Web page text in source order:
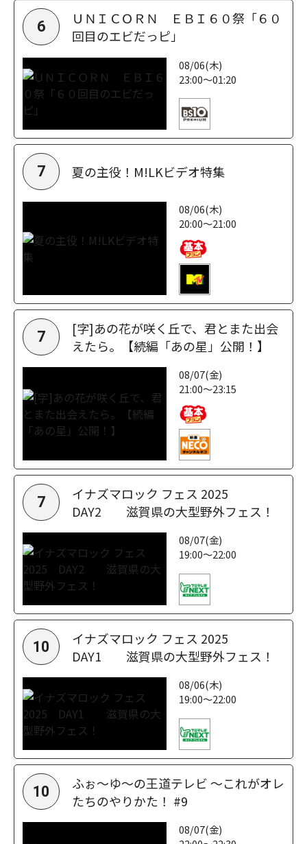
6
ＵＮＩＣＯＲＮ ＥＢＩ６０祭「６０
回目のエビだっピ」
08/06(木)
23:00～01:20
7 夏の主役！M!LKビデオ特集
08/06(木)
20:00～21:00
7
[字]あの花が咲く丘で、君とまた出会
えたら。【続編「あの星」公開！】
08/07(金)
21:00～23:15
7
イナズマロック フェス 2025
DAY2 滋賀県の大型野外フェス！
08/07(金)
19:00～22:00
10
イナズマロック フェス 2025
DAY1 滋賀県の大型野外フェス！
08/06(木)
19:00～22:00
10
ふぉ～ゆ～の王道テレビ ～これがオレ
たちのやりかた！ #9
08/07(金)